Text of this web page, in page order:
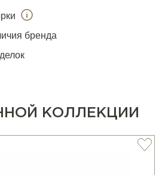
бренда
КОЛЛЕКЦИИ